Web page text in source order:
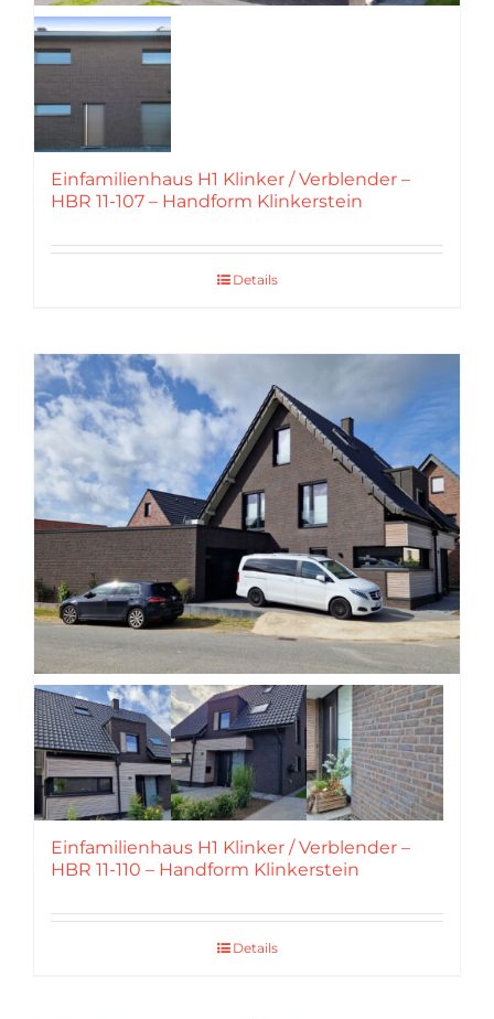
Einfamilienhaus H1 Klinker / Verblender –
HBR 11-107 – Handform Klinkerstein
Details
Einfamilienhaus H1 Klinker / Verblender –
HBR 11-110 – Handform Klinkerstein
Details